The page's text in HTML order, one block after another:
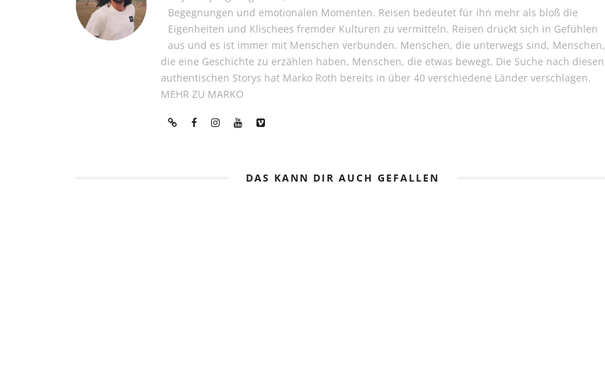
Begegnungen und emotionalen Momenten. Reisen bedeutet für ihn mehr als bloß die
Eigenheiten und Klischees fremder Kulturen zu vermitteln. Reisen drückt sich in Gefühlen
aus und es ist immer mit Menschen verbunden. Menschen, die unterwegs sind, Menschen,
die eine Geschichte zu erzählen haben, Menschen, die etwas bewegt. Die Suche nach diesen
authentischen Storys hat Marko Roth bereits in über 40 verschiedene Länder verschlagen.
MEHR ZU MARKO
DAS KANN DIR AUCH GEFALLEN